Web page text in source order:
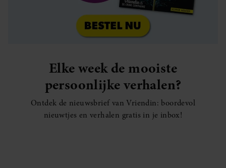
Elke week de mooiste
persoonlijke verhalen?
Ontdek de nieuwsbrief van Vriendin: boordevol
nieuwtjes en verhalen gratis in je inbox!